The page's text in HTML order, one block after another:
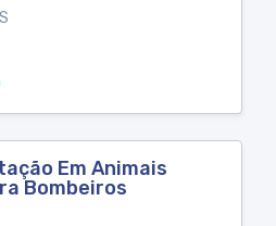
Em Animais
Bombeiros